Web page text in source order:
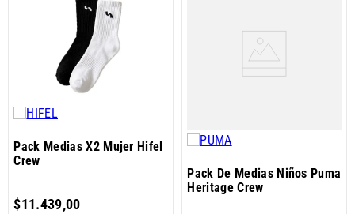
Pack Medias X2 Mujer Hifel
Crew
$11.439,00
Pack De Medias Niños Puma
Heritage Crew